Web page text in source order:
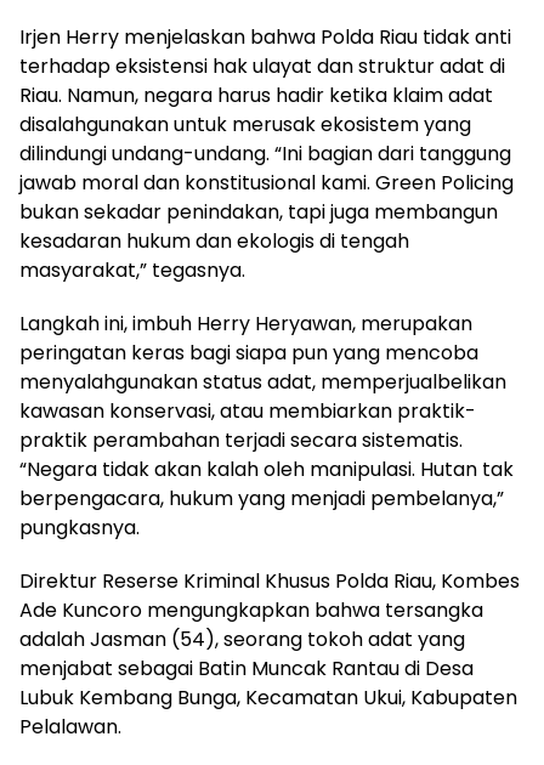
Irjen Herry menjelaskan bahwa Polda Riau tidak anti
terhadap eksistensi hak ulayat dan struktur adat di
Riau. Namun, negara harus hadir ketika klaim adat
disalahgunakan untuk merusak ekosistem yang
dilindungi undang-undang. “Ini bagian dari tanggung
jawab moral dan konstitusional kami. Green Policing
bukan sekadar penindakan, tapi juga membangun
kesadaran hukum dan ekologis di tengah
masyarakat,” tegasnya.
Langkah ini, imbuh Herry Heryawan, merupakan
peringatan keras bagi siapa pun yang mencoba
menyalahgunakan status adat, memperjualbelikan
kawasan konservasi, atau membiarkan praktik-
praktik perambahan terjadi secara sistematis.
“Negara tidak akan kalah oleh manipulasi. Hutan tak
berpengacara, hukum yang menjadi pembelanya,”
pungkasnya.
Direktur Reserse Kriminal Khusus Polda Riau, Kombes
Ade Kuncoro mengungkapkan bahwa tersangka
adalah Jasman (54), seorang tokoh adat yang
menjabat sebagai Batin Muncak Rantau di Desa
Lubuk Kembang Bunga, Kecamatan Ukui, Kabupaten
Pelalawan.